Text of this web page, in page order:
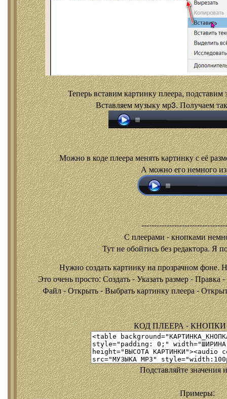
Теперь вставим картинку плеера, подставим
Вставляем музыку мр3. Получаем
Можно в коде плеера менять картинку с её
А можно его немного
С плеерами - кнопками
Тут не обойтись без редактора. Я
Нужно создать картинку на прозрачном фоне.
Это очень просто: Создать - Указать размер -
Файл - Открыть - Выбрать картинку плеера -
КОД ПЛЕЕРА - КНОПКИ
Подставляйте значения
Примеры: